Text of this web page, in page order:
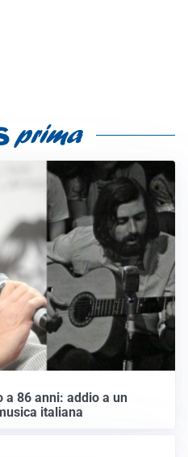
a 86 anni: addio a un
italiana